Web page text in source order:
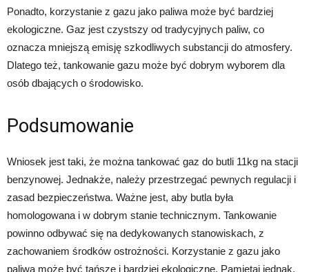
Ponadto, korzystanie z gazu jako paliwa może być bardziej
ekologiczne. Gaz jest czystszy od tradycyjnych paliw, co
oznacza mniejszą emisję szkodliwych substancji do atmosfery.
Dlatego też, tankowanie gazu może być dobrym wyborem dla
osób dbających o środowisko.
Podsumowanie
Wniosek jest taki, że można tankować gaz do butli 11kg na stacji
benzynowej. Jednakże, należy przestrzegać pewnych regulacji i
zasad bezpieczeństwa. Ważne jest, aby butla była
homologowana i w dobrym stanie technicznym. Tankowanie
powinno odbywać się na dedykowanych stanowiskach, z
zachowaniem środków ostrożności. Korzystanie z gazu jako
paliwa może być tańsze i bardziej ekologiczne. Pamiętaj jednak,